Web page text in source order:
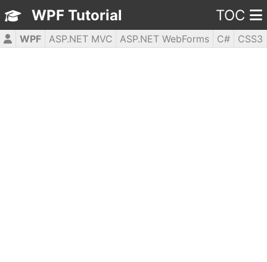
WPF Tutorial TOC
WPF ASP.NET MVC ASP.NET WebForms C#
CSS3